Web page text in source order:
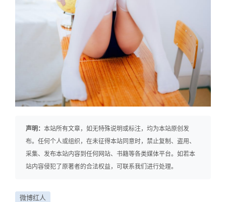
声明： 本站所有文章，如无特殊说明或标注，均为本站原创发
布。任何个人或组织，在未征得本站同意时，禁止复制、盗用、
采集、发布本站内容到任何网站、书籍等各类媒体平台。如若本
站内容侵犯了原著者的合法权益，可联系我们进行处理。
微博红人